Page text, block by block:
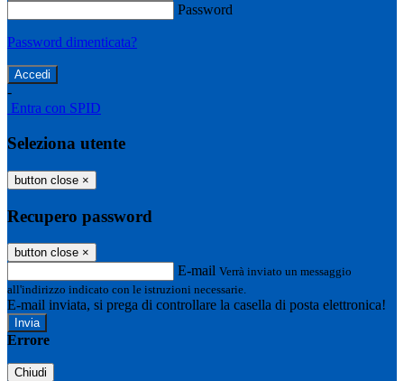
Password
Password dimenticata?
-
Entra con SPID
Seleziona utente
button close ×
Recupero password
button close ×
E-mail Verrà inviato un messaggio
all'indirizzo indicato con le istruzioni necessarie.
E-mail inviata, si prega di controllare la casella di posta elettronica!
Errore
Chiudi